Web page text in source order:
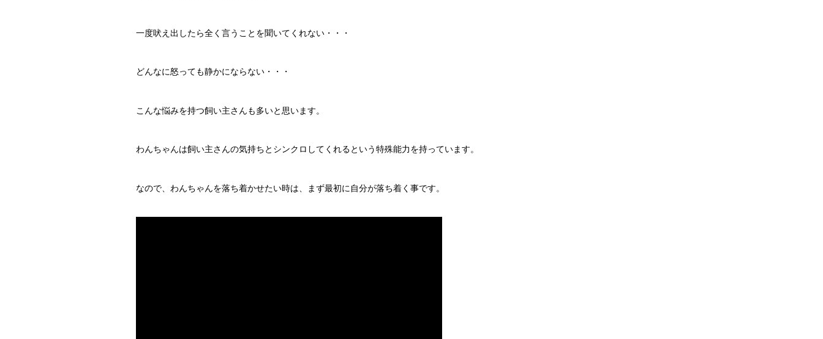
一度吠え出したら全く言うことを聞いてくれない・・・
どんなに怒っても静かにならない・・・
こんな悩みを持つ飼い主さんも多いと思います。
わんちゃんは飼い主さんの気持ちとシンクロしてくれるという特殊能力を持っています。
なので、わんちゃんを落ち着かせたい時は、まず最初に自分が落ち着く事です。